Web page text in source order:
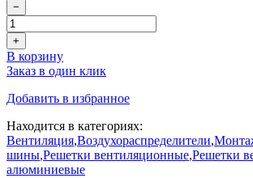
−
+
В корзину
Заказ в один клик
Добавить в избранное
Находится в категориях:
Вентиляция,Воздухораспределители,
шины,Решетки вентиляционные,Решетки
алюминиевые